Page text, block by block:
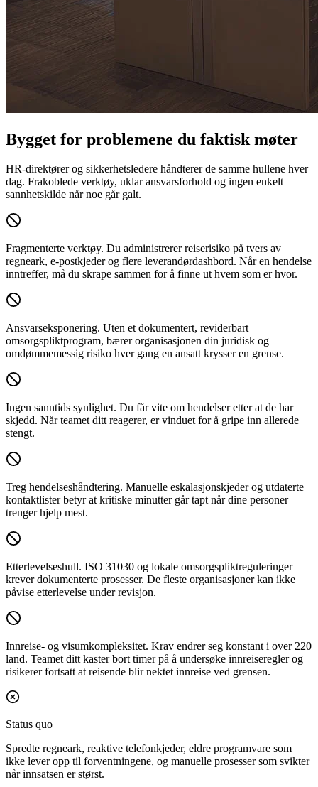
Bygget for problemene du faktisk møter
HR-direktører og sikkerhetsledere håndterer de samme hullene hver
dag. Frakoblede verktøy, uklar ansvarsforhold og ingen enkelt
sannhetskilde når noe går galt.
Fragmenterte verktøy. Du administrerer reiserisiko på tvers av
regneark, e-postkjeder og flere leverandørdashbord. Når en hendelse
inntreffer, må du skrape sammen for å finne ut hvem som er hvor.
Ansvarseksponering. Uten et dokumentert, reviderbart
omsorgspliktprogram, bærer organisasjonen din juridisk og
omdømmemessig risiko hver gang en ansatt krysser en grense.
Ingen sanntids synlighet. Du får vite om hendelser etter at de har
skjedd. Når teamet ditt reagerer, er vinduet for å gripe inn allerede
stengt.
Treg hendelseshåndtering. Manuelle eskalasjonskjeder og utdaterte
kontaktlister betyr at kritiske minutter går tapt når dine personer
trenger hjelp mest.
Etterlevelseshull. ISO 31030 og lokale omsorgspliktreguleringer
krever dokumenterte prosesser. De fleste organisasjoner kan ikke
påvise etterlevelse under revisjon.
Innreise- og visumkompleksitet. Krav endrer seg konstant i over 220
land. Teamet ditt kaster bort timer på å undersøke innreiseregler og
risikerer fortsatt at reisende blir nektet innreise ved grensen.
Status quo
Spredte regneark, reaktive telefonkjeder, eldre programvare som
ikke lever opp til forventningene, og manuelle prosesser som svikter
når innsatsen er størst.